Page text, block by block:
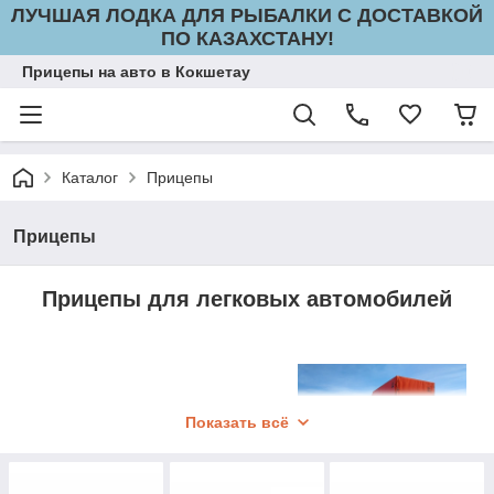
ЛУЧШАЯ ЛОДКА ДЛЯ РЫБАЛКИ С ДОСТАВКОЙ
ПО КАЗАХСТАНУ!
Прицепы на авто в Кокшетау
Каталог Прицепы
Прицепы
Прицепы для легковых автомобилей
Показать всё